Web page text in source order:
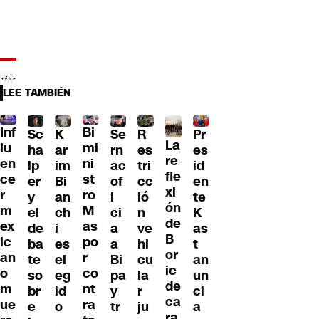
LEE TAMBIÉN
Inf
lu
en
ce
r
m
ex
ic
an
o
m
ue
Sc
ha
lp
er
y
el
de
ba
te
so
br
e
K
ar
im
Bi
an
ch
i
es
el
eg
id
o
Bi
mi
ni
st
ro
M
as
po
r
co
nt
ra
Se
rn
ac
of
i
ci
a
a
Bi
pa
y
tr
R
es
tri
cc
ió
n
ve
hi
cu
la
r
ju
La
re
fle
xi
ón
de
B
or
ic
de
ca
Pr
es
id
en
te
K
as
t
an
un
ci
a